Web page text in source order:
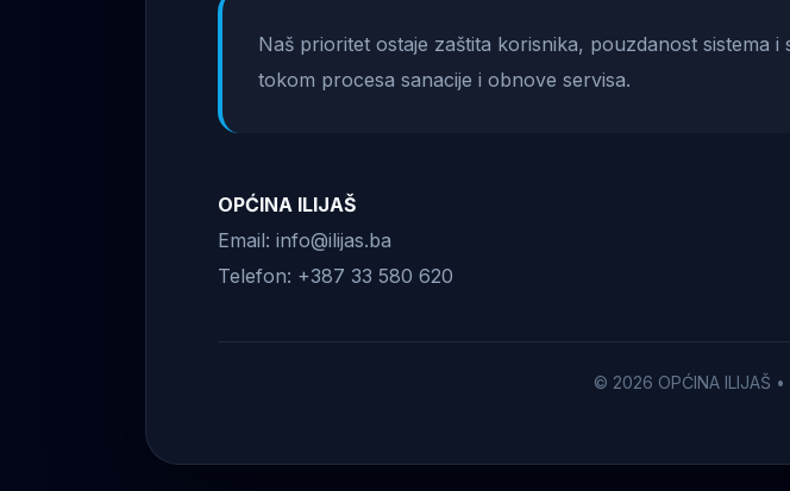
Naš prioritet ostaje zaštita korisnika, pouzdanost sistema
tokom procesa sanacije i obnove servisa.
OPĆINA ILIJAŠ
Email: info@ilijas.ba
Telefon: +387 33 580 620
© 2026 OPĆINA ILIJAŠ